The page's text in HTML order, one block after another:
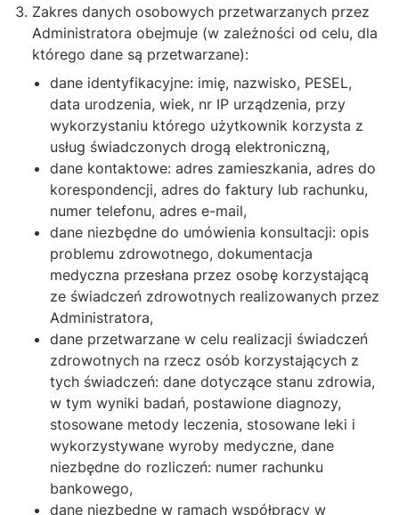
Zakres danych osobowych przetwarzanych przez
Administratora obejmuje (w zależności od celu, dla
którego dane są przetwarzane):
dane identyfikacyjne: imię, nazwisko, PESEL,
data urodzenia, wiek, nr IP urządzenia, przy
wykorzystaniu którego użytkownik korzysta z
usług świadczonych drogą elektroniczną,
dane kontaktowe: adres zamieszkania, adres do
korespondencji, adres do faktury lub rachunku,
numer telefonu, adres e-mail,
dane niezbędne do umówienia konsultacji: opis
problemu zdrowotnego, dokumentacja
medyczna przesłana przez osobę korzystającą
ze świadczeń zdrowotnych realizowanych przez
Administratora,
dane przetwarzane w celu realizacji świadczeń
zdrowotnych na rzecz osób korzystających z
tych świadczeń: dane dotyczące stanu zdrowia,
w tym wyniki badań, postawione diagnozy,
stosowane metody leczenia, stosowane leki i
wykorzystywane wyroby medyczne, dane
niezbędne do rozliczeń: numer rachunku
bankowego,
dane niezbędne w ramach współpracy w